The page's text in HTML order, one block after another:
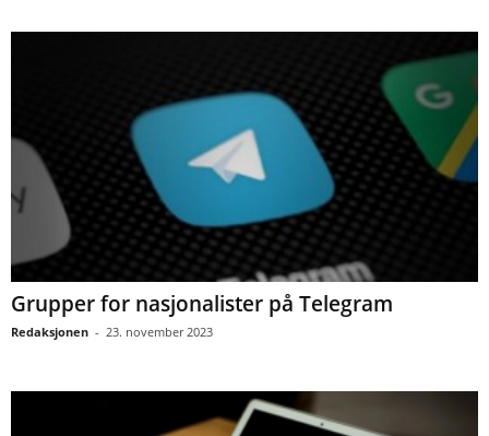
Grupper for nasjonalister på Telegram
Redaksjonen - 23. november 2023